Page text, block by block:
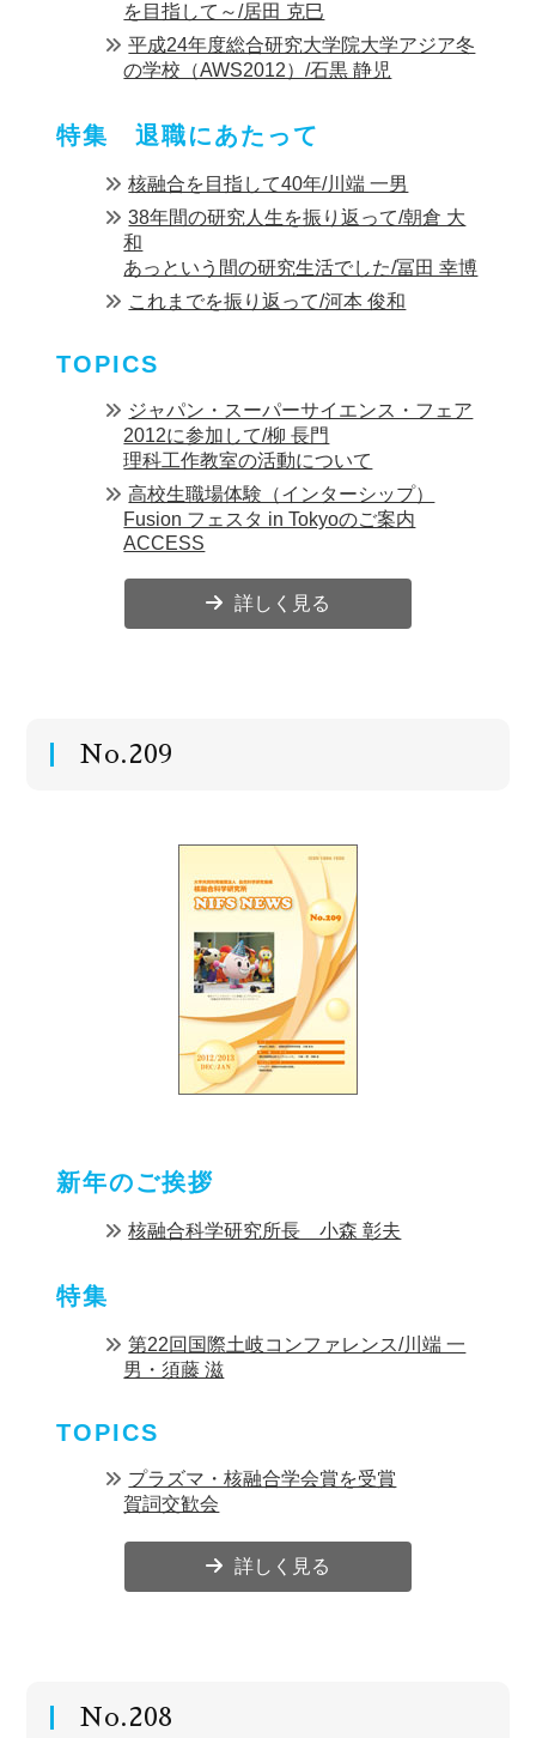
を目指して～/居田 克巳
平成24年度総合研究大学院大学アジア冬
の学校（AWS2012）/石黒 静児
特集 退職にあたって
核融合を目指して40年/川端 一男
38年間の研究人生を振り返って/朝倉 大
和
あっという間の研究生活でした/冨田 幸博
これまでを振り返って/河本 俊和
TOPICS
ジャパン・スーパーサイエンス・フェア
2012に参加して/柳 長門
理科工作教室の活動について
高校生職場体験（インターシップ）
Fusion フェスタ in Tokyoのご案内
ACCESS
詳しく見る
No.209
新年のご挨拶
核融合科学研究所長 小森 彰夫
特集
第22回国際土岐コンファレンス/川端 一
男・須藤 滋
TOPICS
プラズマ・核融合学会賞を受賞
賀詞交歓会
詳しく見る
No.208